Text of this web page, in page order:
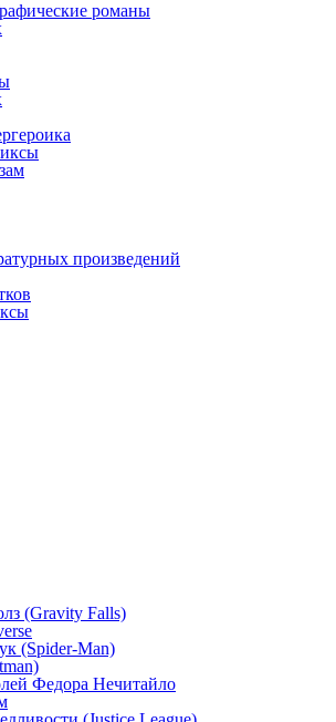
романы
произведений
(Gravity Falls)
(Spider-Man)
Федора Нечитайло